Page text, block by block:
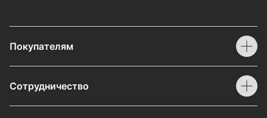
Покупателям
Сотрудничество